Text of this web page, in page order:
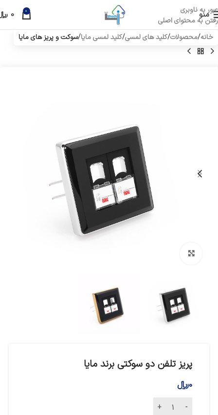
عبور به ناوبری
رفتن به محتوای اصلی
منو 0
0
خانه محصولات کلید های لمسی کلید لمسی مایا سوکت و پریز های مایا
پریز تلفن دو سوکتی برند مایا
0﷼